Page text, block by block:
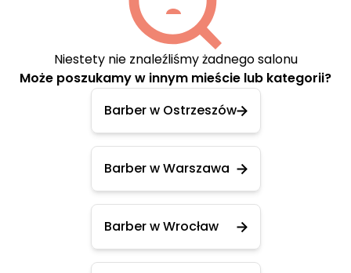
Niestety nie znaleźliśmy żadnego salonu
Może poszukamy w innym mieście lub kategorii?
Barber w Ostrzeszów
Barber w Warszawa
Barber w Wrocław